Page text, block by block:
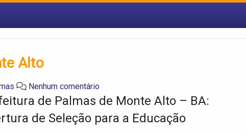
Alto
Nenhum comentário
de Palmas de Monte Alto – BA:
de Seleção para a Educação